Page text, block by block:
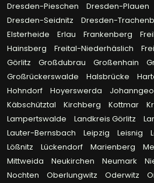
Dresden-Pieschen
Dresden-Plauen
Dresden-Seidnitz
Dresden-
Elsterheide
Erlau Frankenberg
Hainsberg
Freital-Niederhäslich
Görlitz
Großdubrau Großenhain
Großrückerswalde
Halsbrücke
Hohndorf
Hoyerswerda
Käbschütztal
Kirchberg Kottmar
Lampertswalde
Landkreis Görlitz
Lauter-Bernsbach
Leipzig Leisnig
Lößnitz
Lückendorf Marienberg
Mittweida
Neukirchen Neumark
Nochten
Oberlungwitz Oderwitz